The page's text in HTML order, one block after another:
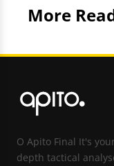
More
O Apito Final It's
depth tactical